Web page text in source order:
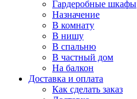
Гардеробные шкафы
Назначение
В комнату
В нишу
В спальню
В частный дом
На балкон
Доставка и оплата
Как сделать заказ